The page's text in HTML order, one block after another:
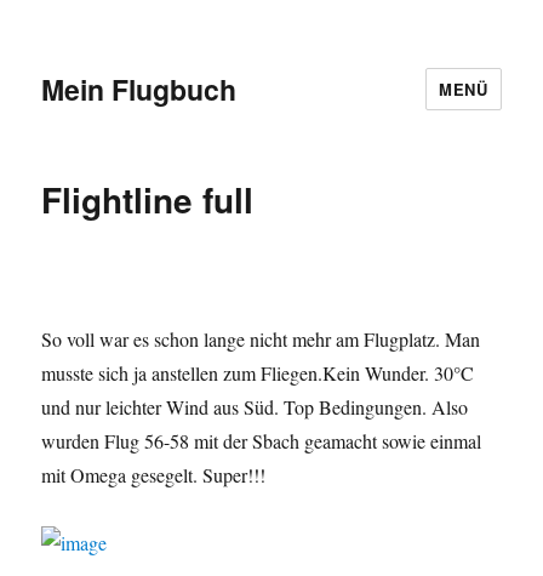
Mein Flugbuch MENÜ
Flightline full
So voll war es schon lange nicht mehr am Flugplatz. Man
musste sich ja anstellen zum Fliegen.Kein Wunder. 30°C
und nur leichter Wind aus Süd. Top Bedingungen. Also
wurden Flug 56-58 mit der Sbach geamacht sowie einmal
mit Omega gesegelt. Super!!!